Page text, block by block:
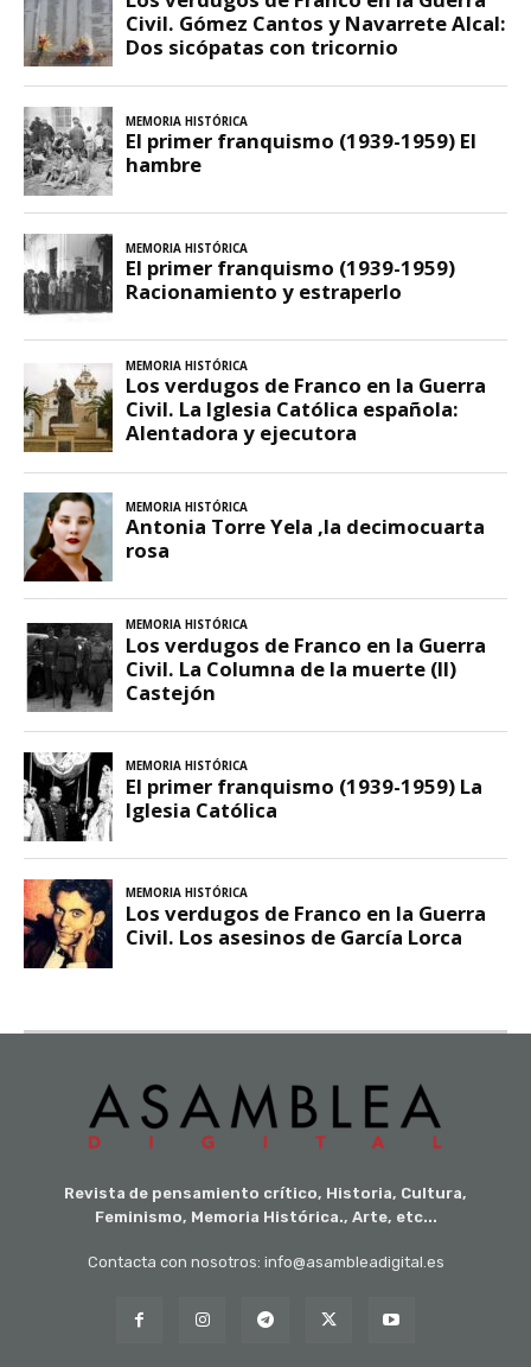
Revista de pensamiento crítico, Historia, Cultura,
Feminismo, Memoria Histórica., Arte, etc...
Contacta con nosotros: info@asambleadigital.es